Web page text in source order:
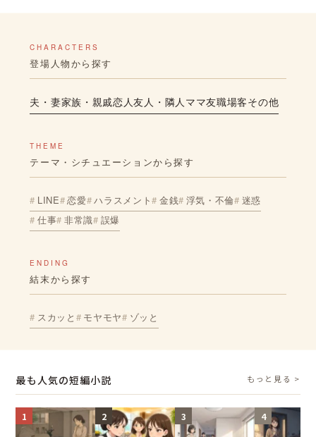
CHARACTERS
登場人物から探す
夫・妻家族・親戚恋人友人・隣人 ママ友職場客その他
THEME
テーマ・シチュエーションから探す
LINE 恋愛 ハラスメント 金銭 浮気・不倫 迷惑
仕事 非常識 誤爆
ENDING
結末から探す
スカッと モヤモヤ ゾッと
最も人気の短編小説 もっと見る >
1 2 3 4